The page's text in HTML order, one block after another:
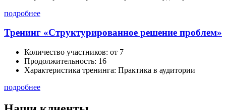
подробнее
Тренинг «Структурированное решение проблем»
Количество участников: от 7
Продолжительность: 16
Характеристика тренинга: Практика в аудитории
подробнее